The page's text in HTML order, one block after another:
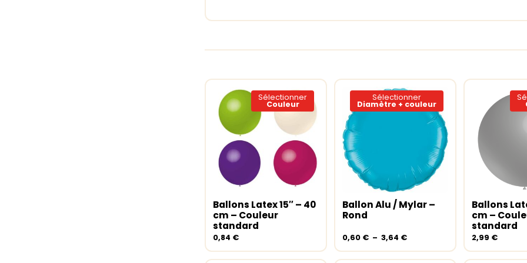
Sélectionner
Couleur
Choix des options
Ce
produit
plusieurs
options
peuvent
Ballons Latex 15″ – 40
cm – Couleur
standard
0,84 €
Sélectionner
Diamètre + couleur
Choix des options
Ce
variations.
options
peuvent
Ballon Alu / Mylar –
Rond
0,60 € – 3,64 €Plage
prix :
Choix
Ballons
cm –
standard
2,99 €